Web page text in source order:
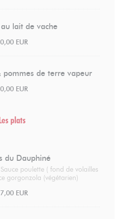
lait de vache
EUR
pommes de terre vapeur
EUR
plats
du Dauphiné
poulette ( fond de volailles
gorgonzola (végétarien)
EUR